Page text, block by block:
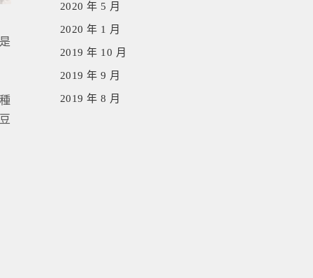
2020 年 5 月
2020 年 1 月
2019 年 10 月
2019 年 9 月
2019 年 8 月